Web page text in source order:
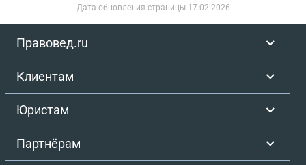
Дата обновления страницы 17.02.2026
Правовед.ru
Клиентам
Юристам
Партнёрам